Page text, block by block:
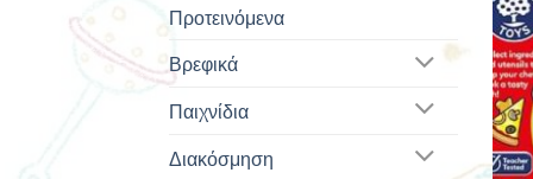
Προτεινόμενα
Βρεφικά
Παιχνίδια
Διακόσμηση